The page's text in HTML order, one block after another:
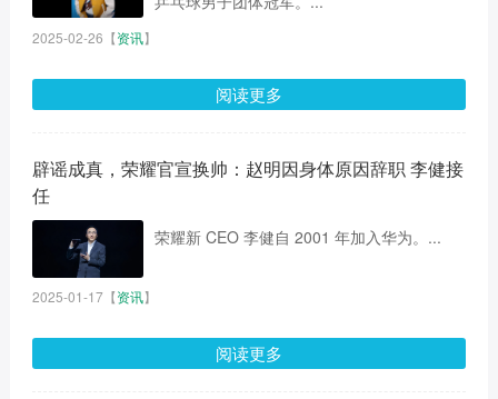
2025-02-26 【资讯】
阅读更多
辟谣成真，荣耀官宣换帅：赵明因身体原因辞职 李健接
任
荣耀新 CEO 李健自 2001 年加入华为。...
2025-01-17【资讯】
阅读更多